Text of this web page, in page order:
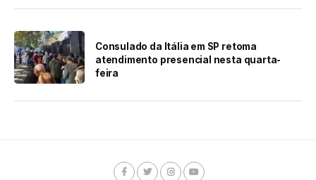
Consulado da Itália em SP retoma
atendimento presencial nesta quarta-
feira